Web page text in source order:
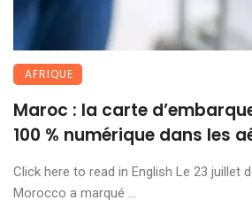
AFRIQUE
Maroc : la carte
100 % numérique dans les
Click here to read in English Le 23 juillet
Morocco a marqué ...